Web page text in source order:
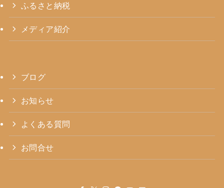
ふるさと納税
メディア紹介
ブログ
お知らせ
よくある質問
お問合せ